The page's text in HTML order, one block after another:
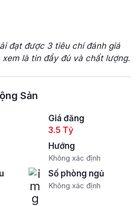
đạt được 3 tiêu chí đánh giá
là tin đầy đủ và chất lượng.
Sản
Giá đăng
3.5 Tỷ
Hướng
Không xác định
Số phòng ngủ
Không xác định